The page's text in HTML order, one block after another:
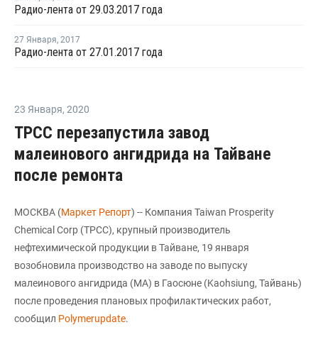
Радио-лента от 29.03.2017 года
27 Января, 2017
Радио-лента от 27.01.2017 года
23 Января, 2020
TPCC перезапустила завод
малеинового ангидрида на Тайване
после ремонта
МОСКВА (Маркет Репорт) -- Компания Taiwan Prosperity
Chemical Corp (TPCC), крупный производитель
нефтехимической продукции в Тайване, 19 января
возобновила производство на заводе по выпуску
малеинового ангидрида (МА) в Гаосюне (Kaohsiung, Тайвань)
после проведения плановых профилактических работ,
сообщил Polymerupdate.